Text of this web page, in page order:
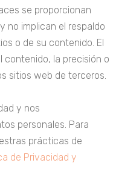
se proporcionan
y no implican el respaldo
o de su contenido. El
contenido, la precisión o
sitios web de terceros.
y nos
personales. Para
prácticas de
de Privacidad y